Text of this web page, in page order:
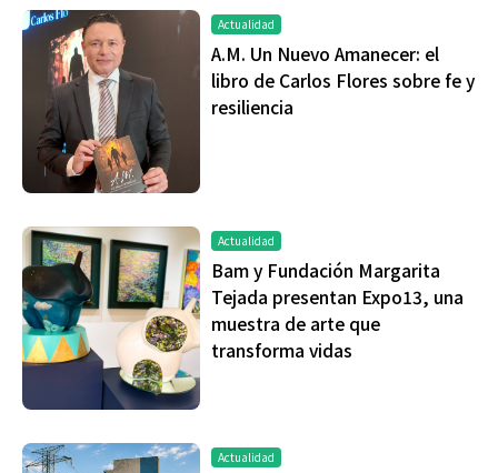
Actualidad
A.M. Un Nuevo Amanecer: el
libro de Carlos Flores sobre fe y
resiliencia
Actualidad
Bam y Fundación Margarita
Tejada presentan Expo13, una
muestra de arte que
transforma vidas
Actualidad